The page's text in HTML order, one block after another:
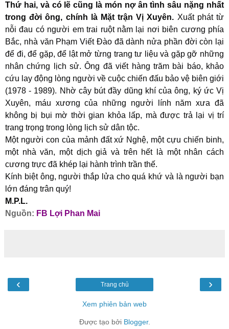
Thứ hai, và có lẽ cũng là món nợ ân tình sâu nặng nhất
trong đời ông, chính là Mặt trận Vị Xuyên. Xuất phát từ
nỗi đau có người em trai ruột nằm lại nơi biên cương phía
Bắc, nhà văn Phạm Viết Đào đã dành nửa phần đời còn lại
để đi, để gặp, để lật mở từng trang tư liệu và gặp gỡ những
nhân chứng lịch sử. Ông đã viết hàng trăm bài báo, khảo
cứu lay động lòng người về cuộc chiến đấu bảo vệ biên giới
(1978 - 1989). Nhờ cây bút đầy dũng khí của ông, ký ức Vị
Xuyên, máu xương của những người lính năm xưa đã
không bị bụi mờ thời gian khỏa lấp, mà được trả lại vị trí
trang trọng trong lòng lịch sử dân tộc.
Một người con của mảnh đất xứ Nghệ, một cựu chiến binh,
một nhà văn, một dịch giả và trên hết là một nhân cách
cương trực đã khép lại hành trình trần thế.
Kính biệt ông, người thắp lửa cho quá khứ và là người bạn
lớn đáng trân quý!
M.P.L.
Nguồn: FB Lợi Phan Mai
‹ ›
Trang chủ
Xem phiên bản web
Được tạo bởi Blogger.